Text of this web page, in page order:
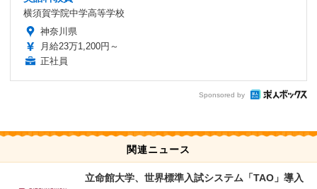
横須賀学院中学高等学校
神奈川県
月給23万1,200円～
正社員
Sponsored by
関連ニュース
立命館大学、世界標準入試システム「TAO」導入